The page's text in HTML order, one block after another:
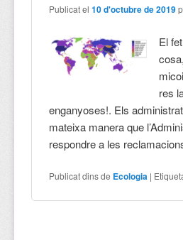
Publicat el10 d'octubre de 2019
El
res
enganyoses!. Els
mateixa manera que
respondre a les
Publicat dins de Ecologia |